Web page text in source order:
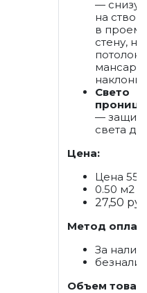
— снизу-
на
в проем,
стену, на
потолок,
Свето
—
света до
Цена:
Цена 55
0.50 м2
27,50
Метод
За
Объем